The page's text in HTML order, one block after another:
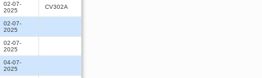
02-07-
2025
CV302A
02-07-
2025
02-07-
2025
04-07-
2025